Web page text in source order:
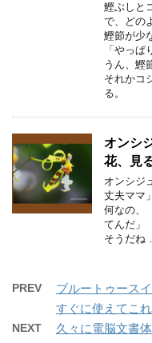
鰹ぶしと
で、どの
鰹節が少
「やっぱ
うん、鰹
それかコ
る。
オンシ
花、見
オンシジ
丈夫ママ
何なの、
てんだ」
そうだね
PREV
ブルートゥース
すぐに使えてこ
NEXT
久々に電脳文書